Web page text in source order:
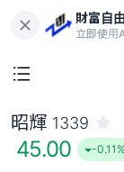
財富自由
立即使用
昭輝 1339
45.00 -0.11%